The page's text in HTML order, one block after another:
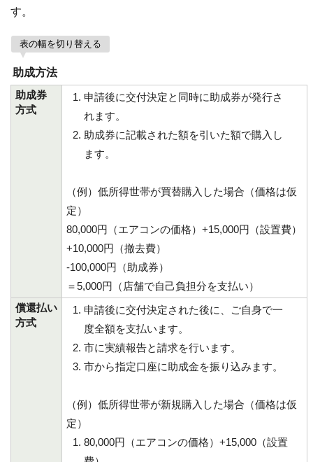
す。
表の幅を切り替える
助成方法
助成券
方式
申請後に交付決定と同時に助成券が発行さ
れます。
助成券に記載された額を引いた額で購入し
ます。
（例）低所得世帯が買替購入した場合（価格は仮
定）
80,000円（エアコンの価格）+15,000円（設置費）
+10,000円（撤去費）
-100,000円（助成券）
＝5,000円（店舗で自己負担分を支払い）
償還払い
方式
申請後に交付決定された後に、ご自身で一
度全額を支払います。
市に実績報告と請求を行います。
市から指定口座に助成金を振り込みます。
（例）低所得世帯が新規購入した場合（価格は仮
定）
80,000円（エアコンの価格）+15,000（設置